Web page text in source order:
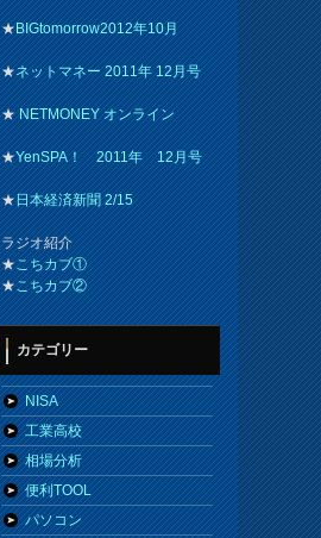
★BIGtomorrow2012年10月
★ネットマネー 2011年 12月号
★NETMONEY オンライン
★YenSPA！ 2011年 12月号
★日本経済新聞 2/15
ラジオ紹介
★こちカブ①
★こちカブ②
カテゴリー
NISA
工業高校
相場分析
便利TOOL
パソコン